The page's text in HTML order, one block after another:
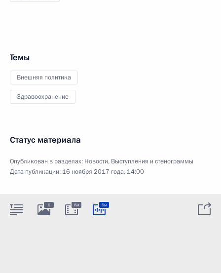
Темы
Внешняя политика
Здравоохранение
Статус материала
Опубликован в разделах: Новости, Выступления и стенограммы
Дата публикации: 16 ноября 2017 года, 14:00
6 6м 6м